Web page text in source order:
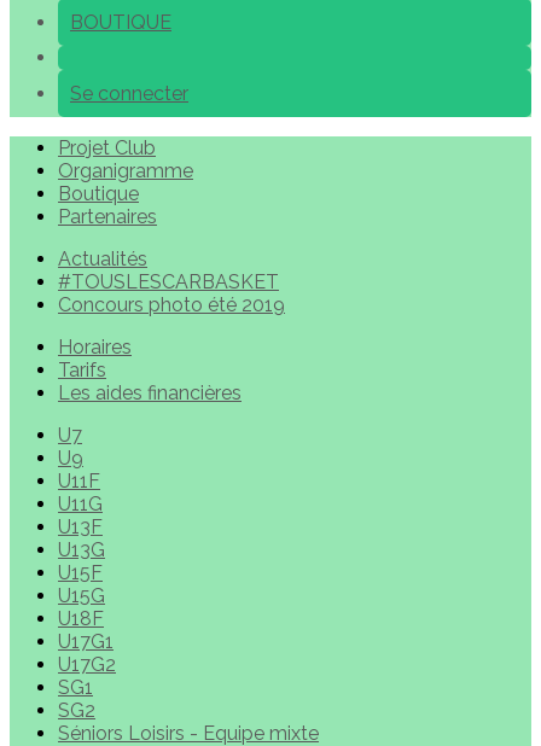
BOUTIQUE
Se connecter
Projet Club
Organigramme
Boutique
Partenaires
Actualités
#TOUSLESCARBASKET
Concours photo été 2019
Horaires
Tarifs
Les aides financières
U7
U9
U11F
U11G
U13F
U13G
U15F
U15G
U18F
U17G1
U17G2
SG1
SG2
Séniors Loisirs - Equipe mixte